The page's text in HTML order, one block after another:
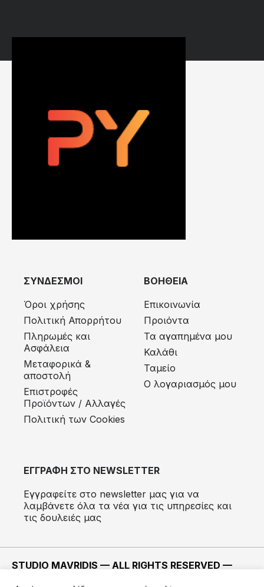
ΣΥΝΔΕΣΜΟΙ
Όροι χρήσης
Πολιτική Απορρήτου
Πληρωμές και
Ασφάλεια
Μεταφορικά &
αποστολή
Eπιστροφές
Προϊόντων / Αλλαγές
Πολιτική των Cookies
ΒΟΗΘΕΙΑ
Επικοινωνία
Προιόντα
Τα αγαπημένα μου
Καλάθι
Ταμείο
Ο λογαριασμός μου
ΕΓΓΡΑΦΗ ΣΤΟ NEWSLETTER
Εγγραφείτε στο newsletter μας για να
λαμβάνετε όλα τα νέα για τις υπηρεσίες και
τις δουλειές μας
STUDIO MAVRIDIS — ALL RIGHTS RESERVED —